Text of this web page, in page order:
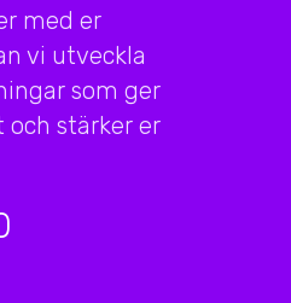
med er
vi utveckla
som ger
och stärker er